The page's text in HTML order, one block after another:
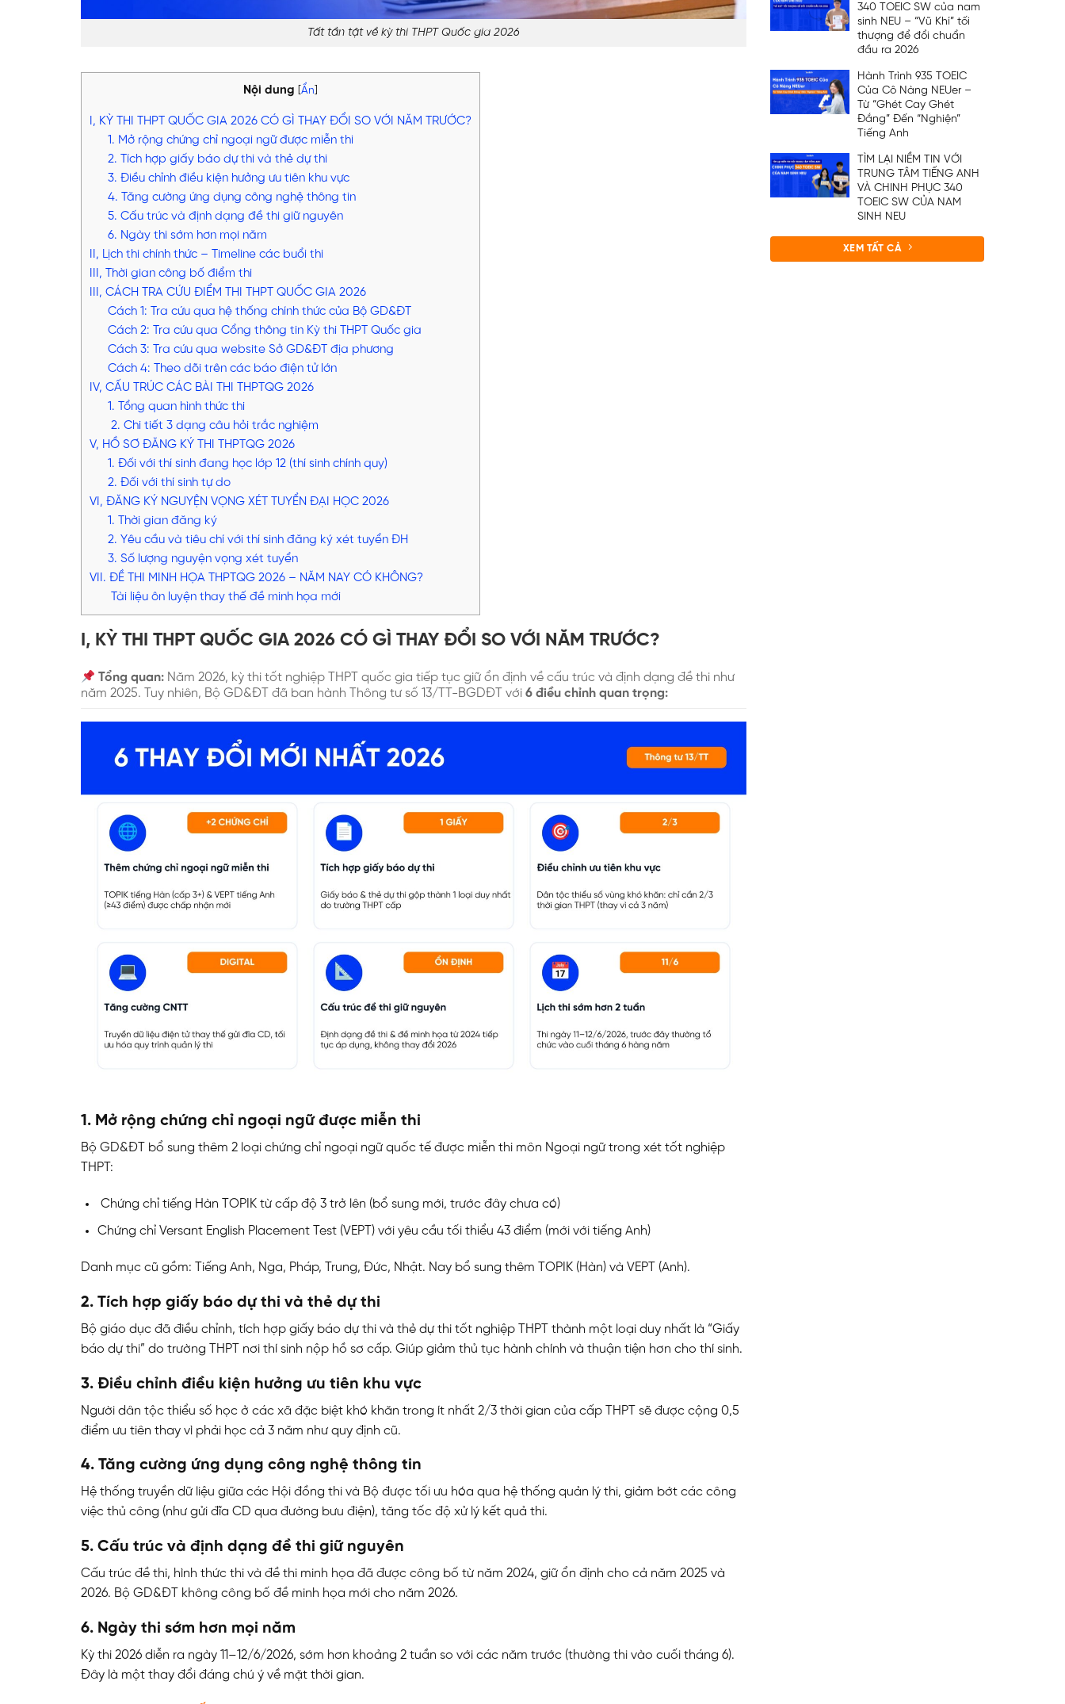
Tất tần tật về kỳ thi THPT Quốc gia 2026
Nội dung Ẩn
I, KỲ THI THPT QUỐC GIA 2026 CÓ GÌ THAY ĐỔI SO VỚI NĂM TRƯỚC?
1. Mở rộng chứng chỉ ngoại ngữ được miễn thi
2. Tích hợp giấy báo dự thi và thẻ dự thi
3. Điều chỉnh điều kiện hưởng ưu tiên khu vực
4. Tăng cường ứng dụng công nghệ thông tin
5. Cấu trúc và định dạng đề thi giữ nguyên
6. Ngày thi sớm hơn mọi năm
II, Lịch thi chính thức – Timeline các buổi thi
III, Thời gian công bố điểm thi
III, CÁCH TRA CỨU ĐIỂM THI THPT QUỐC GIA 2026
Cách 1: Tra cứu qua hệ thống chính thức của Bộ GD&ĐT
Cách 2: Tra cứu qua Cổng thông tin Kỳ thi THPT Quốc gia
Cách 3: Tra cứu qua website Sở GD&ĐT địa phương
Cách 4: Theo dõi trên các báo điện tử lớn
IV, CẤU TRÚC CÁC BÀI THI THPTQG 2026
1. Tổng quan hình thức thi
2. Chi tiết 3 dạng câu hỏi trắc nghiệm
V, HỒ SƠ ĐĂNG KÝ THI THPTQG 2026
1. Đối với thí sinh đang học lớp 12 (thí sinh chính quy)
2. Đối với thí sinh tự do
VI, ĐĂNG KÝ NGUYỆN VỌNG XÉT TUYỂN ĐẠI HỌC 2026
1. Thời gian đăng ký
2. Yêu cầu và tiêu chí với thí sinh đăng ký xét tuyển ĐH
3. Số lượng nguyện vọng xét tuyển
VII. ĐỀ THI MINH HỌA THPTQG 2026 – NĂM NAY CÓ KHÔNG?
Tài liệu ôn luyện thay thế đề minh họa mới
I, KỲ THI THPT QUỐC GIA 2026 CÓ GÌ THAY ĐỔI SO VỚI NĂM TRƯỚC?
Tổng quan: Năm 2026, kỳ thi tốt nghiệp THPT quốc gia tiếp tục giữ ổn định về cấu trúc và định dạng đề thi như
năm 2025. Tuy nhiên, Bộ GD&ĐT đã ban hành Thông tư số 13/TT-BGDĐT với 6 điều chỉnh quan trọng:
1. Mở rộng chứng chỉ ngoại ngữ được miễn thi
Bộ GD&ĐT bổ sung thêm 2 loại chứng chỉ ngoại ngữ quốc tế được miễn thi môn Ngoại ngữ trong xét tốt nghiệp
THPT:
Chứng chỉ tiếng Hàn TOPIK từ cấp độ 3 trở lên (bổ sung mới, trước đây chưa có)
Chứng chỉ Versant English Placement Test (VEPT) với yêu cầu tối thiểu 43 điểm (mới với tiếng Anh)
Danh mục cũ gồm: Tiếng Anh, Nga, Pháp, Trung, Đức, Nhật. Nay bổ sung thêm TOPIK (Hàn) và VEPT (Anh).
2. Tích hợp giấy báo dự thi và thẻ dự thi
Bộ giáo dục đã điều chỉnh, tích hợp giấy báo dự thi và thẻ dự thi tốt nghiệp THPT thành một loại duy nhất là “Giấy
báo dự thi” do trường THPT nơi thí sinh nộp hồ sơ cấp. Giúp giảm thủ tục hành chính và thuận tiện hơn cho thí sinh.
3. Điều chỉnh điều kiện hưởng ưu tiên khu vực
Người dân tộc thiểu số học ở các xã đặc biệt khó khăn trong ít nhất 2/3 thời gian của cấp THPT sẽ được cộng 0,5
điểm ưu tiên thay vì phải học cả 3 năm như quy định cũ.
4. Tăng cường ứng dụng công nghệ thông tin
Hệ thống truyền dữ liệu giữa các Hội đồng thi và Bộ được tối ưu hóa qua hệ thống quản lý thi, giảm bớt các công
việc thủ công (như gửi đĩa CD qua đường bưu điện), tăng tốc độ xử lý kết quả thi.
5. Cấu trúc và định dạng đề thi giữ nguyên
Cấu trúc đề thi, hình thức thi và đề thi minh họa đã được công bố từ năm 2024, giữ ổn định cho cả năm 2025 và
2026. Bộ GD&ĐT không công bố đề minh họa mới cho năm 2026.
6. Ngày thi sớm hơn mọi năm
Kỳ thi 2026 diễn ra ngày 11–12/6/2026, sớm hơn khoảng 2 tuần so với các năm trước (thường thi vào cuối tháng 6).
Đây là một thay đổi đáng chú ý về mặt thời gian.
340 TOEIC SW của nam
sinh NEU – “Vũ Khí” tối
thượng để đổi chuẩn
đầu ra 2026
Hành Trình 935 TOEIC
Của Cô Nàng NEUer –
Từ “Ghét Cay Ghét
Đắng” Đến “Nghiện”
Tiếng Anh
TÌM LẠI NIỀM TIN VỚI
TRUNG TÂM TIẾNG ANH
VÀ CHINH PHỤC 340
TOEIC SW CỦA NAM
SINH NEU
XEM TẤT CẢ
ĐĂNG KÝ TƯ VẤN